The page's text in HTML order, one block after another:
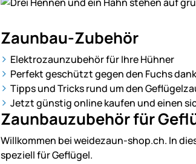
Sortiment
für
Geflügel
–
Qualität
und
Vielfalt
für
Ihre
Zaunbau-Zubehör
Elektrozaunzubehör für Ihre Hühner
Perfekt geschützt gegen den Fuchs
Tipps und Tricks rund um den
Jetzt günstig online kaufen und einen
Zaunbauzubehör für
Willkommen bei weidezaun-shop.ch. In
speziell für Geflügel.